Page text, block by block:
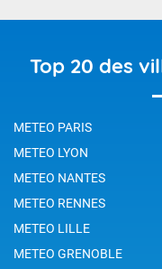
Top 20 des
METEO PARIS
METEO LYON
METEO NANTES
METEO RENNES
METEO LILLE
METEO GRENOBLE